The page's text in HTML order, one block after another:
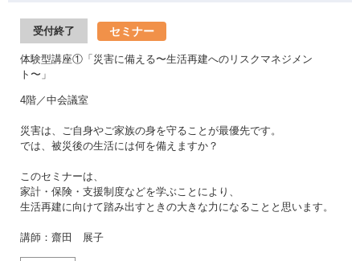
受付終了 セミナー
体験型講座①「災害に備える〜生活再建へのリスクマネジメン
ト〜」
4階／中会議室
災害は、ご自身やご家族の身を守ることが最優先です。
では、被災後の生活には何を備えますか？
このセミナーは、
家計・保険・支援制度などを学ぶことにより、
生活再建に向けて踏み出すときの大きな力になることと思います。
講師：齋田 展子